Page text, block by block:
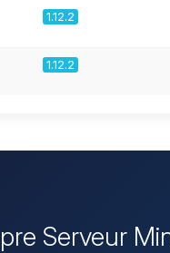
1.12.2
1.12.2
Serveur